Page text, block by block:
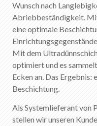
Wunsch nach
Abriebbeständigkeit.
eine optimale
Mit dem
optimiert und es
Ecken an. Das Ergebnis:
Beschichtung.
Als Systemlieferant von
stellen wir unseren